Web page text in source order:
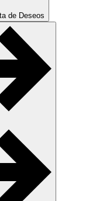
de Deseos